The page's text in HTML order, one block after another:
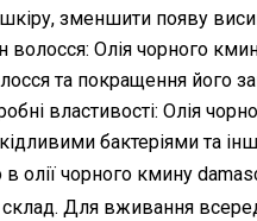
шкіру, зменшити появу
волосся: Олія чорного
та покращення його
властивості: Олія
бактеріями та
олії чорного кмину
Для вживання